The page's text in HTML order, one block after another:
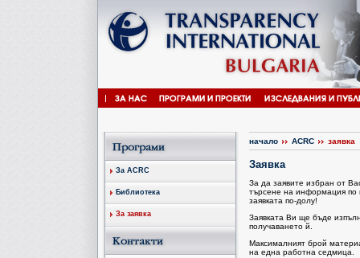
За ACRC
Библиотека
За заявка
начало ACRC заявка
Заявка
За да заявите избран от
търсене на информация по
заявката по-долу!
Заявката Ви ще бъде
получаването й.
Максималният брой
на една работна седмица.